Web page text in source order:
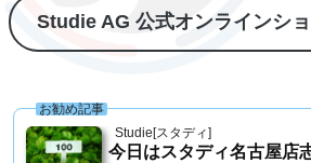
Studie AG 公式オンラインシ
Studie[スタディ]
お勧め記事
今日はスタディ名古屋店